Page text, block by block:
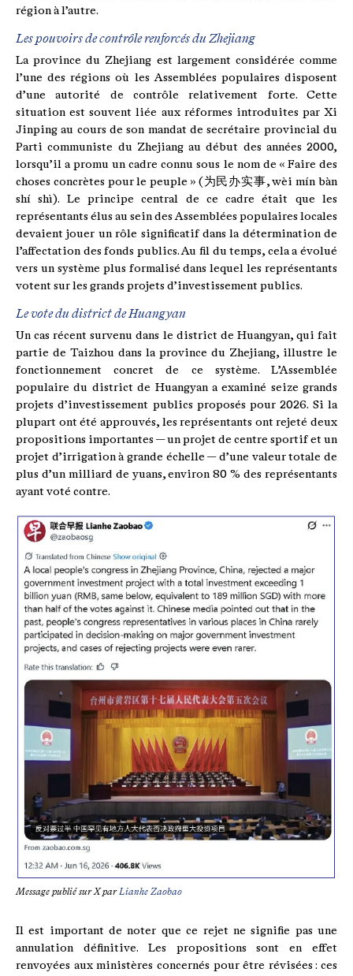
région à l’autre.
Les pouvoirs de contrôle renforcés du Zhejiang
La province du Zhejiang est largement considérée comme
l’une des régions où les Assemblées populaires disposent
d’une autorité de contrôle relativement forte. Cette
situation est souvent liée aux réformes introduites par Xi
Jinping au cours de son mandat de secrétaire provincial du
Parti communiste du Zhejiang au début des années 2000,
lorsqu’il a promu un cadre connu sous le nom de « Faire des
choses concrètes pour le peuple » (为民办实事, wèi mín bàn
shí shì). Le principe central de ce cadre était que les
représentants élus au sein des Assemblées populaires locales
devaient jouer un rôle significatif dans la détermination de
l’affectation des fonds publics. Au fil du temps, cela a évolué
vers un système plus formalisé dans lequel les représentants
votent sur les grands projets d’investissement publics.
Le vote du district de Huangyan
Un cas récent survenu dans le district de Huangyan, qui fait
partie de Taizhou dans la province du Zhejiang, illustre le
fonctionnement concret de ce système. L’Assemblée
populaire du district de Huangyan a examiné seize grands
projets d’investissement publics proposés pour 2026. Si la
plupart ont été approuvés, les représentants ont rejeté deux
propositions importantes — un projet de centre sportif et un
projet d’irrigation à grande échelle — d’une valeur totale de
plus d’un milliard de yuans, environ 80 % des représentants
ayant voté contre.
Message publié sur X parLianhe Zaobao
Il est important de noter que ce rejet ne signifie pas une
annulation définitive. Les propositions sont en effet
renvoyées aux ministères concernés pour être révisées : ces